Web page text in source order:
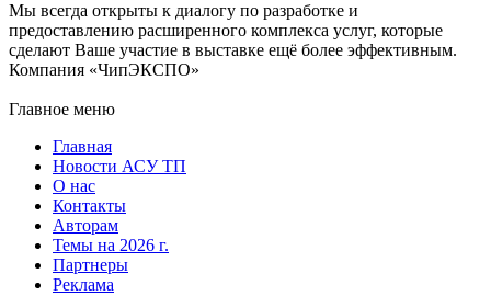
Мы всегда открыты к диалогу по разработке и
предоставлению расширенного комплекса услуг, которые
сделают Ваше участие в выставке ещё более эффективным.
Компания «ЧипЭКСПО»
Главное меню
Главная
Новости АСУ ТП
О нас
Контакты
Авторам
Темы на 2026 г.
Партнеры
Реклама